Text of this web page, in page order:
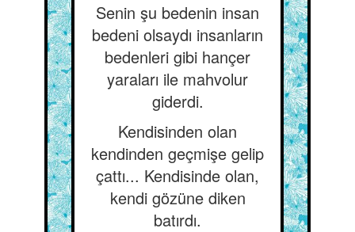
Senin şu bedenin insan
bedeni olsaydı insanların
bedenleri gibi hançer
yaraları ile mahvolur
giderdi.
Kendisinden olan
kendinden geçmişe gelip
çattı... Kendisinde olan,
kendi gözüne diken
batırdı.